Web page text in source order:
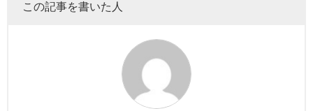
この記事を書いた人